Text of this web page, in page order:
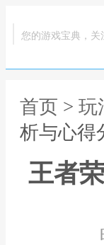
您的游戏宝典，关
首页 > 玩
析与心得
王者